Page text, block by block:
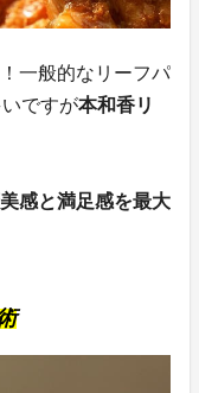
一般的なリーフパ
ですが本和香リ
感と満足感を最大